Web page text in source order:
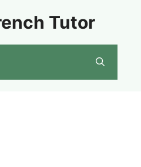
Tutor